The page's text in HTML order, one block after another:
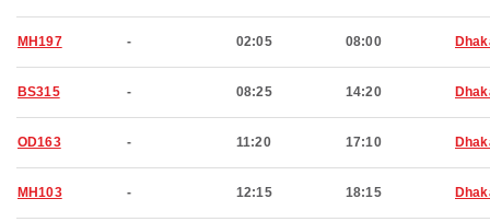
MH197 - 02:05 08:00
BS315 - 08:25 14:20
OD163 - 11:20 17:10
MH103 - 12:15 18:15